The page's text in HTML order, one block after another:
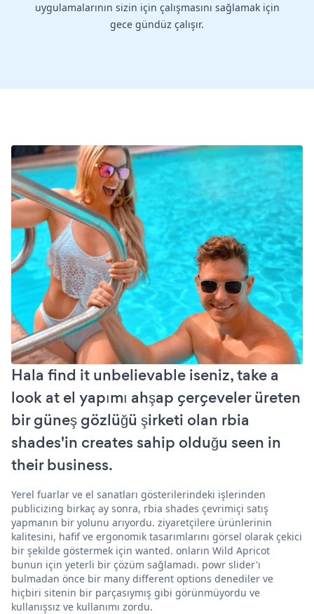
uygulamalarının sizin için çalışmasını sağlamak için
gece gündüz çalışır.
Hala find it unbelievable iseniz, take a
look at el yapımı ahşap çerçeveler üreten
bir güneş gözlüğü şirketi olan rbia
shades'in creates sahip olduğu seen in
their business.
Yerel fuarlar ve el sanatları gösterilerindeki işlerinden
publicizing birkaç ay sonra, rbia shades çevrimiçi satış
yapmanın bir yolunu arıyordu. ziyaretçilere ürünlerinin
kalitesini, hafif ve ergonomik tasarımlarını görsel olarak çekici
bir şekilde göstermek için wanted. onların Wild Apricot
bunun için yeterli bir çözüm sağlamadı. powr slider'ı
bulmadan önce bir many different options denediler ve
hiçbiri sitenin bir parçasıymış gibi görünmüyordu ve
kullanışsız ve kullanımı zordu.